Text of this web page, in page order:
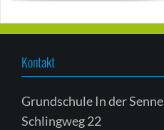
Kontakt
Grundschule In der Senne
Schlingweg 22